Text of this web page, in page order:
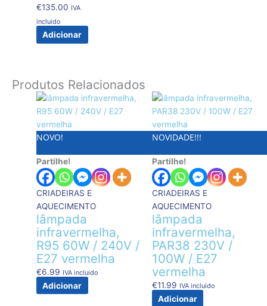
€135.00 IVA
incluido
Adicionar
Produtos Relacionados
NOVO!
Partilhe!
CRIADEIRAS E
AQUECIMENTO
lâmpada
infravermelha,
R95 60W / 240V /
E27 vermelha
€6.99 IVA incluido
Adicionar
NOVIDADE!!!
Partilhe!
CRIADEIRAS E
AQUECIMENTO
lâmpada
infravermelha,
PAR38 230V /
100W / E27
vermelha
€11.99 IVA incluido
Adicionar